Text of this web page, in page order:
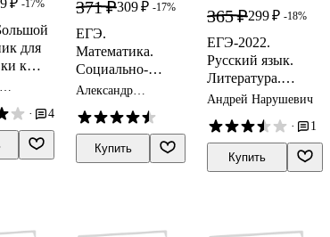
-17%
для
к
·
4
371 ₽309 ₽ -17%
ЕГЭ.
Математика.
Социально-
экономические
17
Александр
Купить
365 ₽299 ₽ -18%
ЕГЭ-2022.
Русский язык.
Литература.
Итоговое
сочинение
Андрей Нарушевич
·
1
Купить